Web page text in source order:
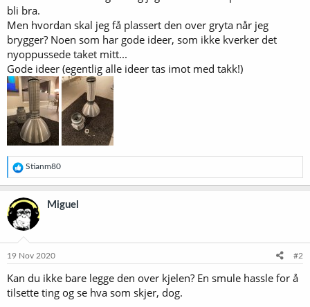
bli bra.
Men hvordan skal jeg få plassert den over gryta når jeg
brygger? Noen som har gode ideer, som ikke kverker det
nyoppussede taket mitt...
Gode ideer (egentlig alle ideer tas imot med takk!)
R
e
a
k
s
o
e
Stianm80
Miguel
19 Nov 2020 #2
Kan du ikke bare legge den over kjelen? En smule hassle for å
tilsette ting og se hva som skjer, dog.